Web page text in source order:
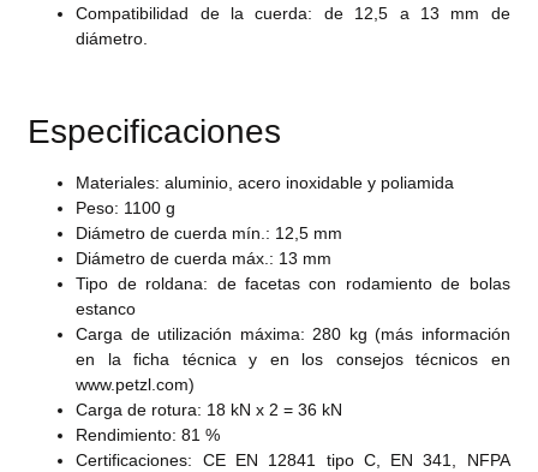
Compatibilidad de la cuerda: de 12,5 a 13 mm de
diámetro.
Especificaciones
Materiales: aluminio, acero inoxidable y poliamida
Peso: 1100 g
Diámetro de cuerda mín.: 12,5 mm
Diámetro de cuerda máx.: 13 mm
Tipo de roldana: de facetas con rodamiento de bolas
estanco
Carga de utilización máxima: 280 kg (más información
en la ficha técnica y en los consejos técnicos en
www.petzl.com)
Carga de rotura: 18 kN x 2 = 36 kN
Rendimiento: 81 %
Certificaciones: CE EN 12841 tipo C, EN 341, NFPA